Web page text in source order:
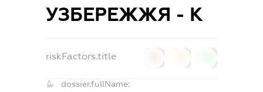
УЗБЕРЕЖЖЯ - К
riskFactors.title
dossier.fullName: